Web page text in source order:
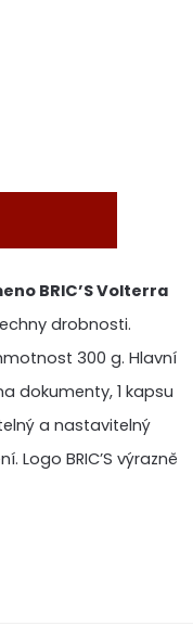
BRIC’S Volterra
drobnosti.
300 g. Hlavní
dokumenty, 1 kapsu
a nastavitelný
BRIC’S výrazně